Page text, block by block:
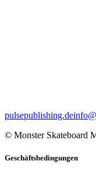
pulsepublishing.de
© Monster Skateboard
Geschäftsbedingungen